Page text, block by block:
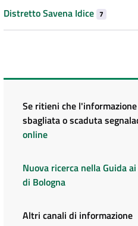
Distretto Savena Idice 7
Se ritieni che
sbagliata o scaduta
online
Nuova ricerca nella Guida
di Bologna
Altri canali di informazione